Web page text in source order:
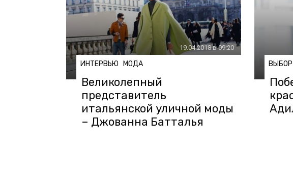
19.04.2018 в 09:20
ИНТЕРВЬЮ МОДА
Великолепный
представитель
итальянской уличной моды
– Джованна Батталья
ВЫБОР